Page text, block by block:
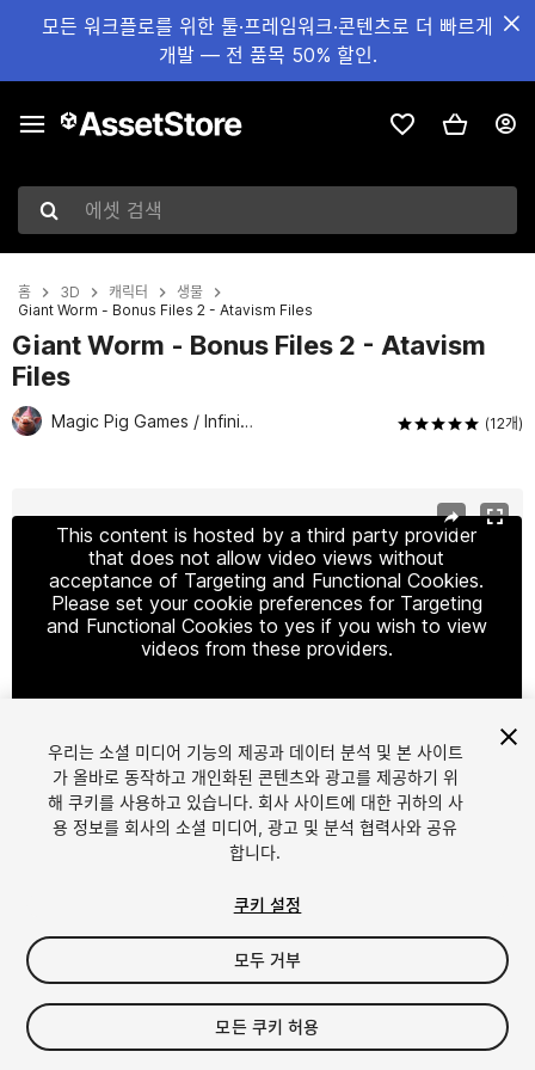
모든 워크플로를 위한 툴·프레임워크·콘텐츠로 더 빠르게
개발 — 전 품목 50% 할인.
에셋 검색
홈 3D 캐릭터
생물
Giant Worm - Bonus Files 2 - Atavism Files
Giant Worm - Bonus Files 2 - Atavism
Files
Magic Pig Games / Infinity PBR (12개)
This content is hosted by a third party provider
that does not allow video views without
acceptance of Targeting and Functional Cookies.
Please set your cookie preferences for Targeting
and Functional Cookies to yes if you wish to view
videos from these providers.
Cookie Settings
1/ 2
$55
세금/부가세는 결제 시 반영됩니다.
우리는 소셜 미디어 기능의 제공과 데이터 분석 및 본 사이트
가 올바로 동작하고 개인화된 콘텐츠와 광고를 제공하기 위
해 쿠키를 사용하고 있습니다. 회사 사이트에 대한 귀하의 사
용 정보를 회사의 소셜 미디어, 광고 및 분석 협력사와 공유
합니다.
쿠키 설정
모두 거부
모든 쿠키 허용